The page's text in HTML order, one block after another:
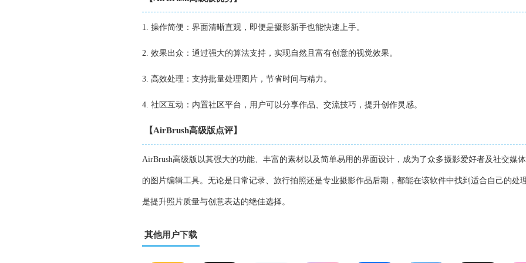
1. 操作简便：界面清晰直观，即便是摄影新手也能快速上手。
2. 效果出众：通过强大的算法支持，实现自然且富有创意的视觉效果。
3. 高效处理：支持批量处理图片，节省时间与精力。
4. 社区互动：内置社区平台，用户可以分享作品、交流技巧，提升创作灵感。
【AirBrush高级版点评】
AirBrush高级版以其强大的功能、丰富的素材以及简单易用的界面设计，成为了众多摄影爱好者及社交媒
的图片编辑工具。无论是日常记录、旅行拍照还是专业摄影作品后期，都能在该软件中找到适合自己的处
是提升照片质量与创意表达的绝佳选择。
其他用户下载